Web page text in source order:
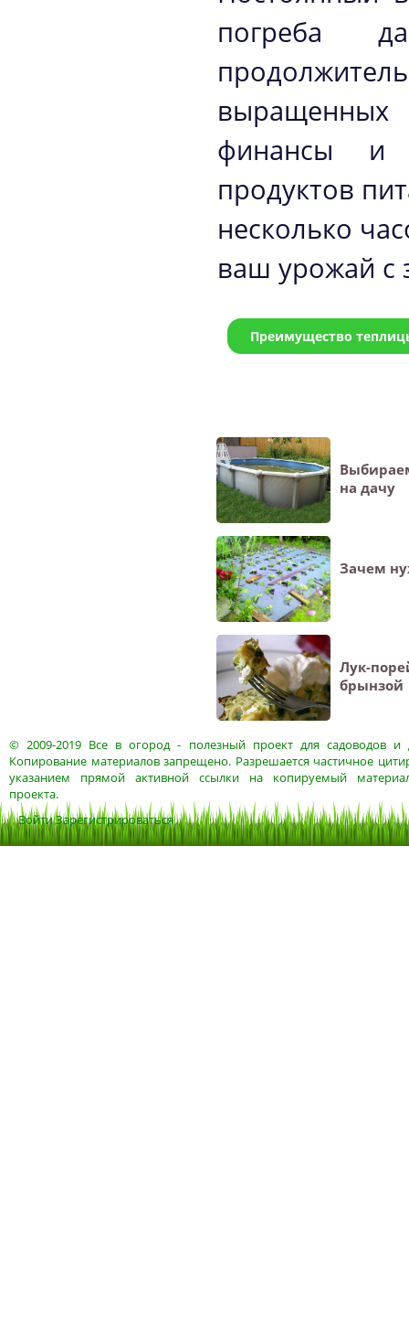
погреба
финансы и
продуктов
несколько
ваш урожай с
Преимущество
на дачу
Зачем
Лук-
брынзой
© 2009-2019 Все в огород- полезный проект для садоводов и
Копирование материалов запрещено. Разрешается частичное
указанием прямой активной ссылки на копируемый
проекта.
ВойтиЗарегистрироваться